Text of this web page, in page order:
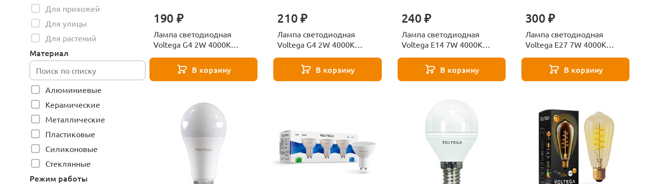
Для прихожей
Для улицы
Для растений
Материал
Алюминиевые
Керамические
Металлические
Пластиковые
Силиконовые
Стеклянные
Режим работы
190 ₽
Лампа светодиодная
Voltega G4 2W 4000K
K1G4cold2W 7145
В корзину
210 ₽
Лампа светодиодная
Voltega G4 2W 4000K
K1G4cold2W-12 7143
В корзину
240 ₽
Лампа светодиодная
Voltega E14 7W 4000K
C35E14cold7W-FHR 7153
В корзину
300 ₽
Лампа светодиодная
Voltega E27 7W 4000K
A60E27cold7W-FHR 7155
В корзину